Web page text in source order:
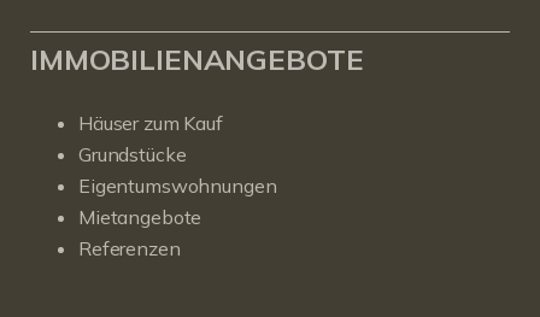
IMMOBILIENANGEBOTE
Häuser zum Kauf
Grundstücke
Eigentumswohnungen
Mietangebote
Referenzen